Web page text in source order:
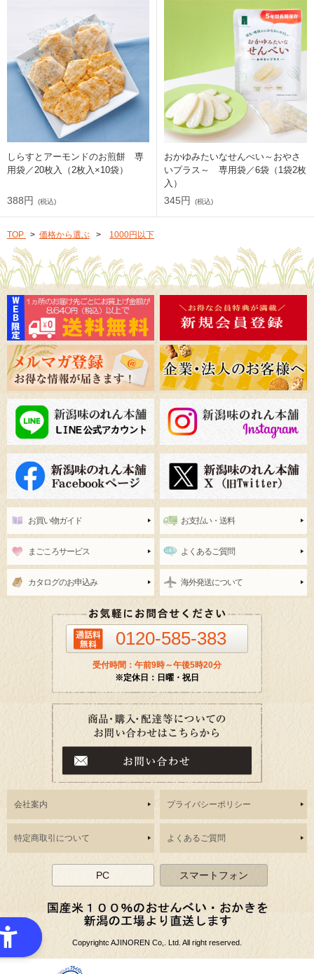
しらすとアーモンドのお煎餅 専
用袋／20枚入（2枚入×10袋）
388円 (税込)
おかゆみたいなせんべい～おやさ
いプラス～ 専用袋／6袋（1袋2枚
入）
345円 (税込)
TOP > 価格から選ぶ > 1000円以下
お買い物ガイド お支払い・送料
まごころサービス よくあるご質問
カタログのお申込み 海外発送について
0120-585-383
受付時間：午前9時～午後5時20分
※定休日：日曜・祝日
会社案内 プライバシーポリシー
特定商取引について よくあるご質問
PC スマートフォン
Copyrightc AJINOREN Co,. Ltd. All right reserved.